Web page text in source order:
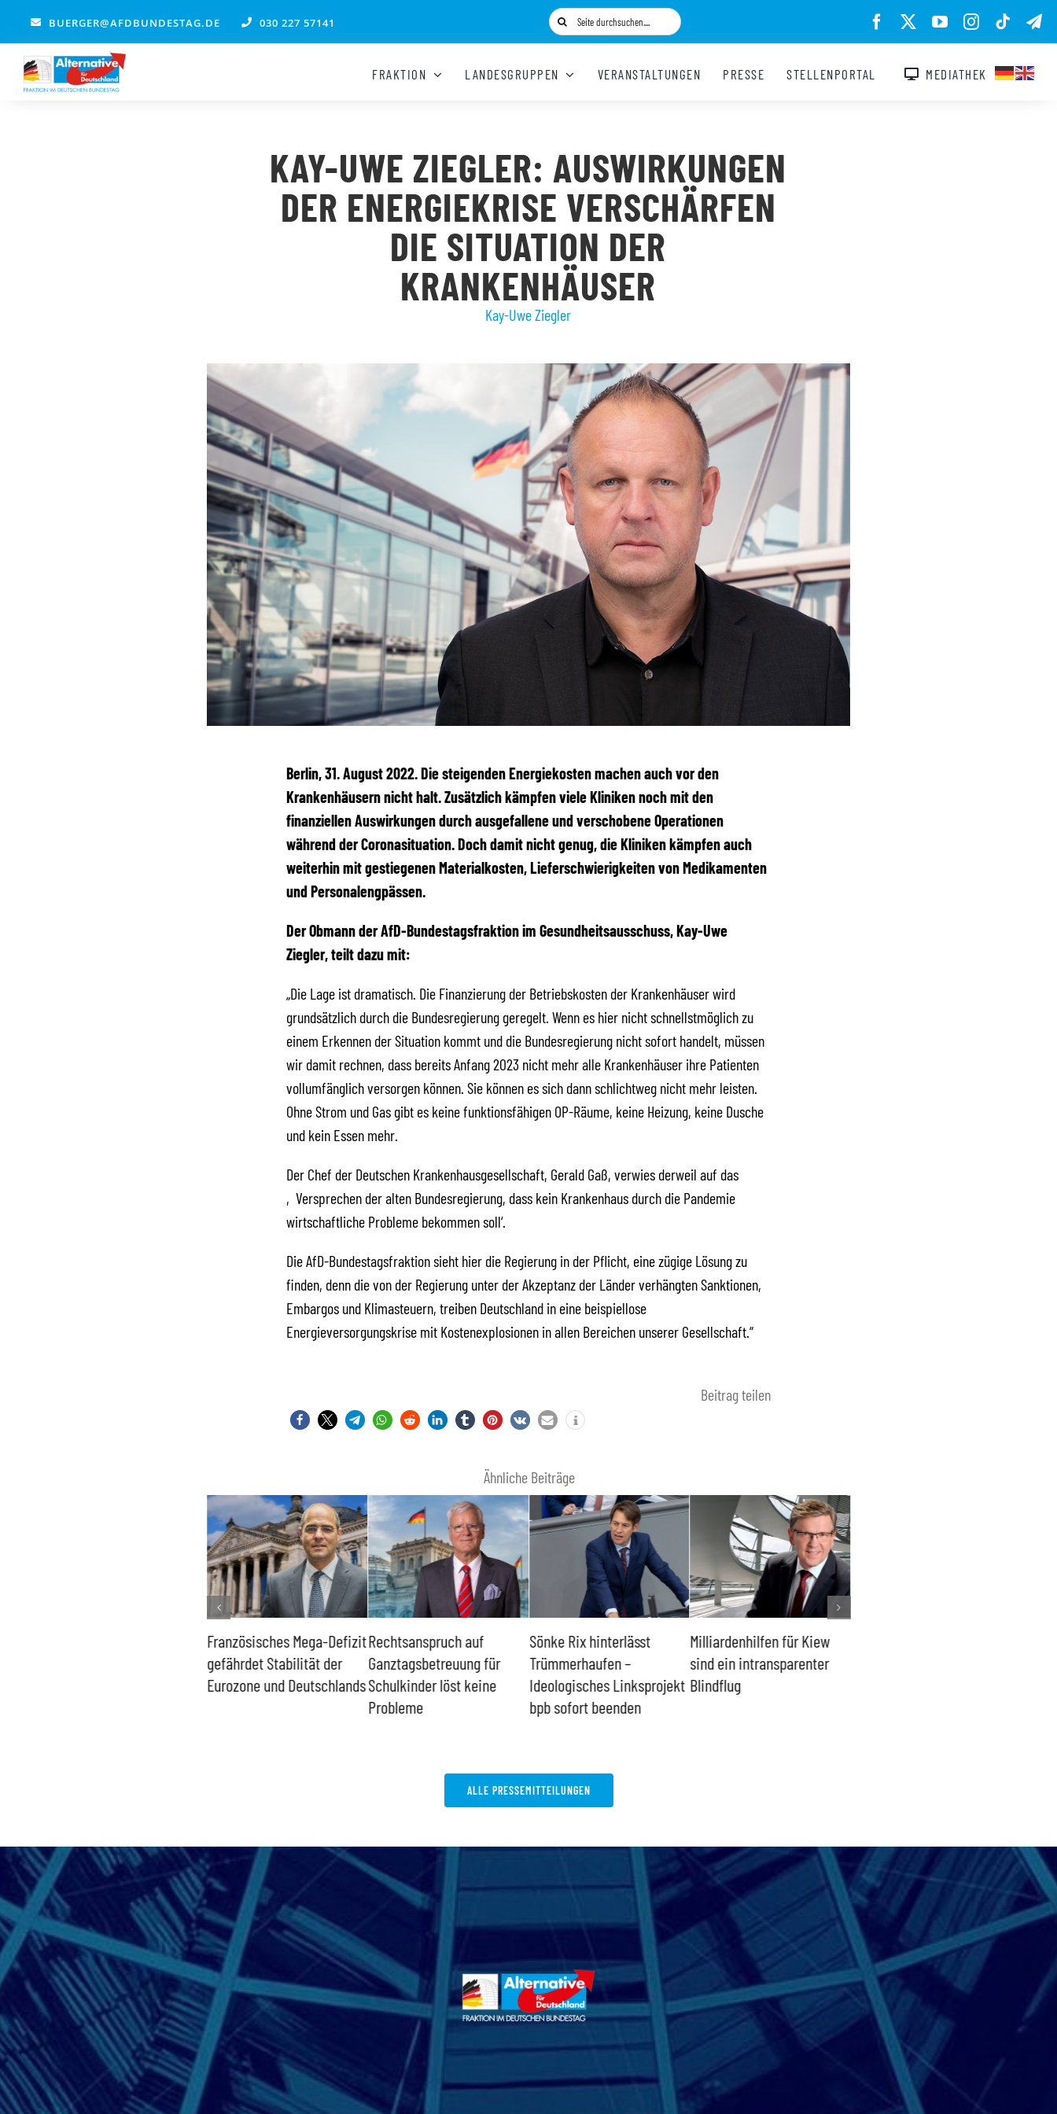
springen
BUERGER@AFDBUNDESTAG.DE 030 227 57141
Suche
nach:
FRAKTION LANDESGRUPPEN VERANSTALTUNGEN PRESSE STELLENPORTAL MEDIATHEK
KAY-UWE ZIEGLER: AUSWIRKUNGEN
DER ENERGIEKRISE VERSCHÄRFEN
DIE SITUATION DER
KRANKENHÄUSER
Kay-Uwe Ziegler
Berlin, 31. August 2022. Die steigenden Energiekosten machen auch vor den
Krankenhäusern nicht halt. Zusätzlich kämpfen viele Kliniken noch mit den
finanziellen Auswirkungen durch ausgefallene und verschobene Operationen
während der Coronasituation. Doch damit nicht genug, die Kliniken kämpfen auch
weiterhin mit gestiegenen Materialkosten, Lieferschwierigkeiten von Medikamenten
und Personalengpässen.
Der Obmann der AfD-Bundestagsfraktion im Gesundheitsausschuss, Kay-Uwe
Ziegler, teilt dazu mit:
„Die Lage ist dramatisch. Die Finanzierung der Betriebskosten der Krankenhäuser wird
grundsätzlich durch die Bundesregierung geregelt. Wenn es hier nicht schnellstmöglich zu
einem Erkennen der Situation kommt und die Bundesregierung nicht sofort handelt, müssen
wir damit rechnen, dass bereits Anfang 2023 nicht mehr alle Krankenhäuser ihre Patienten
vollumfänglich versorgen können. Sie können es sich dann schlichtweg nicht mehr leisten.
Ohne Strom und Gas gibt es keine funktionsfähigen OP-Räume, keine Heizung, keine Dusche
und kein Essen mehr.
Der Chef der Deutschen Krankenhausgesellschaft, Gerald Gaß, verwies derweil auf das
‚Versprechen der alten Bundesregierung, dass kein Krankenhaus durch die Pandemie
wirtschaftliche Probleme bekommen soll‘.
Die AfD-Bundestagsfraktion sieht hier die Regierung in der Pflicht, eine zügige Lösung zu
finden, denn die von der Regierung unter der Akzeptanz der Länder verhängten Sanktionen,
Embargos und Klimasteuern, treiben Deutschland in eine beispiellose
Energieversorgungskrise mit Kostenexplosionen in allen Bereichen unserer Gesellschaft.“
Beitrag teilen
Ähnliche Beiträge
Französisches Mega-Defizit
gefährdet Stabilität der
Eurozone und Deutschlands
Rechtsanspruch auf
Ganztagsbetreuung für
Schulkinder löst keine
Sönke Rix hinterlässt
Trümmerhaufen –
Ideologisches Linksprojekt
bpb sofort beenden
Milliardenhilfen für Kiew
sind ein intransparenter
Blindflug
Der Überwachungsstaat
kommt durch die Hintertür
ALLE PRESSEMITTEILUNGEN